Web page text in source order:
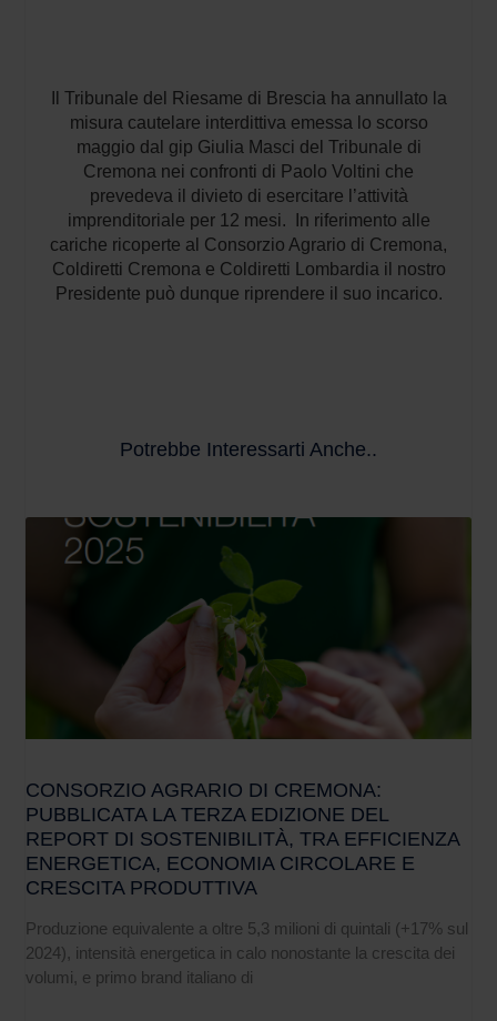
Il Tribunale del Riesame di Brescia ha annullato la
misura cautelare interdittiva emessa lo scorso
maggio dal gip Giulia Masci del Tribunale di
Cremona nei confronti di Paolo Voltini che
prevedeva il divieto di esercitare l’attività
imprenditoriale per 12 mesi. In riferimento alle
cariche ricoperte al Consorzio Agrario di Cremona,
Coldiretti Cremona e Coldiretti Lombardia il nostro
Presidente può dunque riprendere il suo incarico.
Potrebbe Interessarti Anche..
CONSORZIO AGRARIO DI CREMONA:
PUBBLICATA LA TERZA EDIZIONE DEL
REPORT DI SOSTENIBILITÀ, TRA EFFICIENZA
ENERGETICA, ECONOMIA CIRCOLARE E
CRESCITA PRODUTTIVA
Produzione equivalente a oltre 5,3 milioni di quintali (+17% sul
2024), intensità energetica in calo nonostante la crescita dei
volumi, e primo brand italiano di